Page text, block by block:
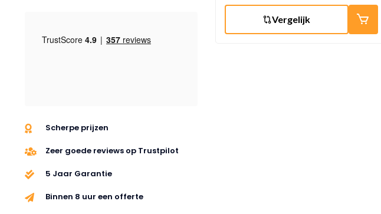
Scherpe prijzen
Zeer goede reviews op Trustpilot
5 Jaar Garantie
Binnen 8 uur een offerte
Vergelijk